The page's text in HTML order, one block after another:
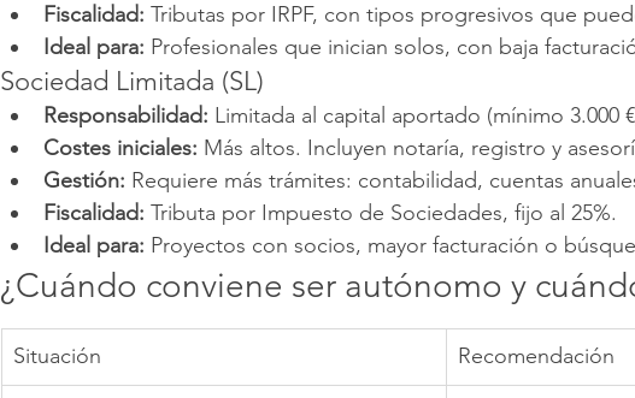
Fiscalidad: Tributas por IRPF, con tipos progresivos que
Ideal para: Profesionales que inician solos, con baja
Sociedad Limitada (SL)
Responsabilidad: Limitada al capital aportado (mínimo 3.000
Costes iniciales: Más altos. Incluyen notaría, registro y
Gestión: Requiere más trámites: contabilidad, cuentas
Fiscalidad: Tributa por Impuesto de Sociedades, fijo al 25%.
Ideal para: Proyectos con socios, mayor facturación o
¿Cuándo conviene ser autónomo y
Situación Recomendación